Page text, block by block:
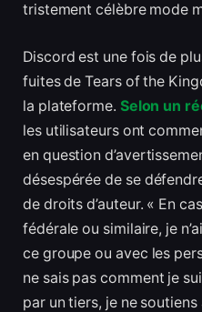
tristement célèbre mode
Discord est une fois de
fuites de Tears of the
la plateforme. Selon un
les utilisateurs ont
en question
désespérée de se
de droits d’auteur. « En
fédérale ou similaire, je
ce groupe ou avec les
ne sais pas comment je
par un tiers, je ne